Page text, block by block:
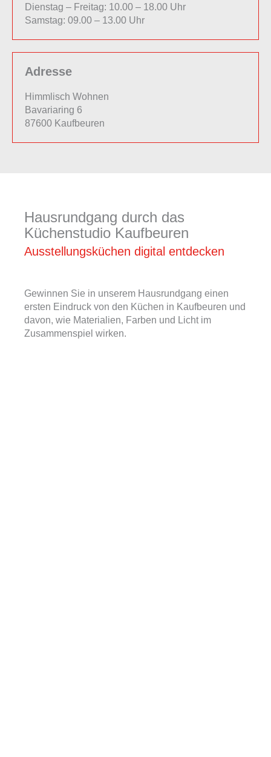
Dienstag – Freitag: 10.00 – 18.00 Uhr
Samstag: 09.00 – 13.00 Uhr
Adresse
Himmlisch Wohnen
Bavariaring 6
87600 Kaufbeuren
Hausrundgang durch das
Küchenstudio Kaufbeuren
Ausstellungsküchen digital entdecken
Gewinnen Sie in unserem Hausrundgang einen
ersten Eindruck von den Küchen in Kaufbeuren und
davon, wie Materialien, Farben und Licht im
Zusammenspiel wirken.